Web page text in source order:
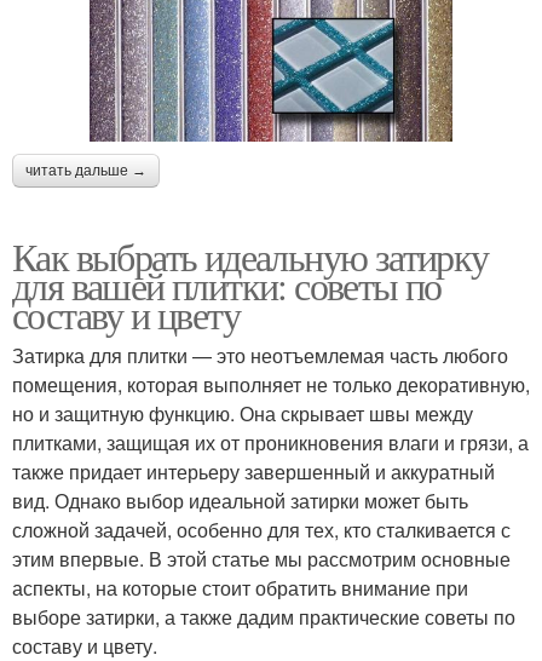
читать дальше →
Как выбрать идеальную затирку
для вашей плитки: советы по
составу и цвету
Затирка для плитки — это неотъемлемая часть любого
помещения, которая выполняет не только декоративную,
но и защитную функцию. Она скрывает швы между
плитками, защищая их от проникновения влаги и грязи, а
также придает интерьеру завершенный и аккуратный
вид. Однако выбор идеальной затирки может быть
сложной задачей, особенно для тех, кто сталкивается с
этим впервые. В этой статье мы рассмотрим основные
аспекты, на которые стоит обратить внимание при
выборе затирки, а также дадим практические советы по
составу и цвету.